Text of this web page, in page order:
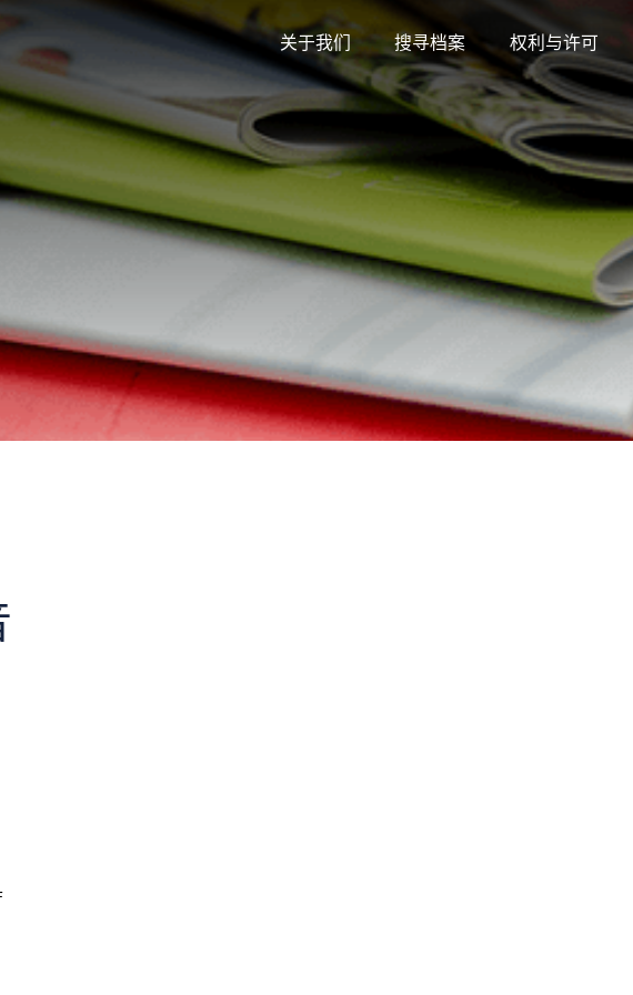
关于我们 搜寻档案 权利与许可